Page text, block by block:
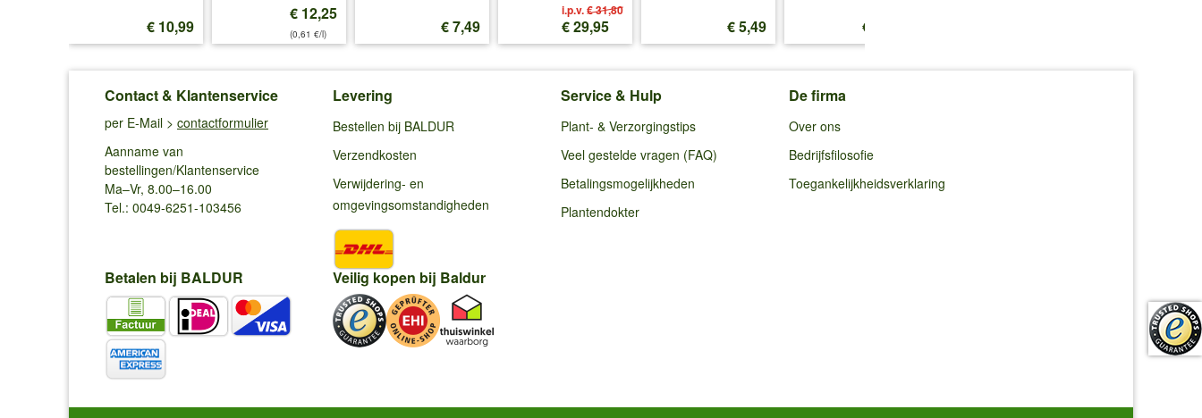
€ 10,99
€ 12,25
(0,61 €/l) € 7,49
i.p.v.€ 31,80
€ 29,95 € 5,49 € 13,25
Contact & Klantenservice
per E-Mail > contactformulier
Aanname van
bestellingen/Klantenservice
Ma–Vr, 8.00–16.00
Tel.: 0049-6251-103456
Levering
Bestellen bij BALDUR
Verzendkosten
Verwijdering- en
omgevingsomstandigheden
Service & Hulp
Plant- & Verzorgingstips
Veel gestelde vragen (FAQ)
Betalingsmogelijkheden
Plantendokter
De firma
Over ons
Bedrijfsfilosofie
Toegankelijkheidsverklaring
Betalen bij BALDUR Veilig kopen bij Baldur